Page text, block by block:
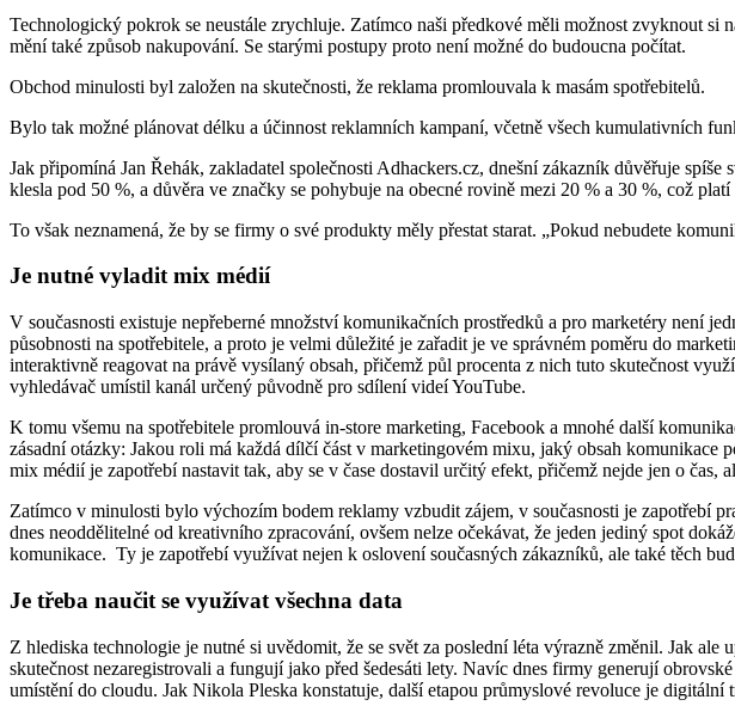
Technologický pokrok se neustále zrychluje. Zatímco naši předkové měli možnost zvyknout si
mění také způsob nakupování. Se starými postupy proto není možné do budoucna počítat.
Obchod minulosti byl založen na skutečnosti, že reklama promlouvala k masám spotřebitelů.
Bylo tak možné plánovat délku a účinnost reklamních kampaní, včetně všech kumulativních
Jak připomíná Jan Řehák, zakladatel společnosti Adhackers.cz, dnešní zákazník důvěřuje
klesla pod 50 %, a důvěra ve značky se pohybuje na obecné rovině mezi 20 % a 30 %, což
To však neznamená, že by se firmy o své produkty měly přestat starat. „Pokud nebudete
Je nutné vyladit mix médií
V současnosti existuje nepřeberné množství komunikačních prostředků a pro marketéry není
působnosti na spotřebitele, a proto je velmi důležité je zařadit je ve správném poměru do
interaktivně reagovat na právě vysílaný obsah, přičemž půl procenta z nich tuto skutečnost
vyhledávač umístil kanál určený původně pro sdílení videí YouTube.
K tomu všemu na spotřebitele promlouvá in-store marketing, Facebook a mnohé další
zásadní otázky: Jakou roli má každá dílčí část v marketingovém mixu, jaký obsah
mix médií je zapotřebí nastavit tak, aby se v čase dostavil určitý efekt, přičemž nejde jen o
Zatímco v minulosti bylo výchozím bodem reklamy vzbudit zájem, v současnosti je zapotřebí
dnes neoddělitelné od kreativního zpracování, ovšem nelze očekávat, že jeden jediný spot
komunikace. Ty je zapotřebí využívat nejen k oslovení současných zákazníků, ale také těch
Je třeba naučit se využívat všechna data
Z hlediska technologie je nutné si uvědomit, že se svět za poslední léta výrazně změnil. Jak
skutečnost nezaregistrovali a fungují jako před šedesáti lety. Navíc dnes firmy generují
umístění do cloudu. Jak Nikola Pleska konstatuje, další etapou průmyslové revoluce je digitální